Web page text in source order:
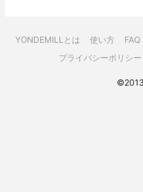
YONDEMILLとは 使い方 FAQ
プライバシーポリシー